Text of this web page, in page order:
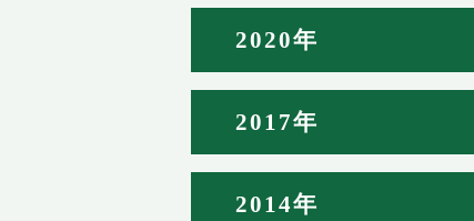
2020年
2017年
2014年